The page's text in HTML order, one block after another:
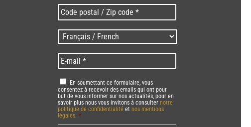
Code
postal
/
Zip
*
*
Langues
/
Language *
E-
mail *
RGPD *
En soumettant ce formulaire, vous
consentez à recevoir des emails qui ont pour
but de vous informer sur nos actualités, pour en
savoir plus nous vous invitons à consulternotre
politique de confidentialité etnos mentions
légales. *